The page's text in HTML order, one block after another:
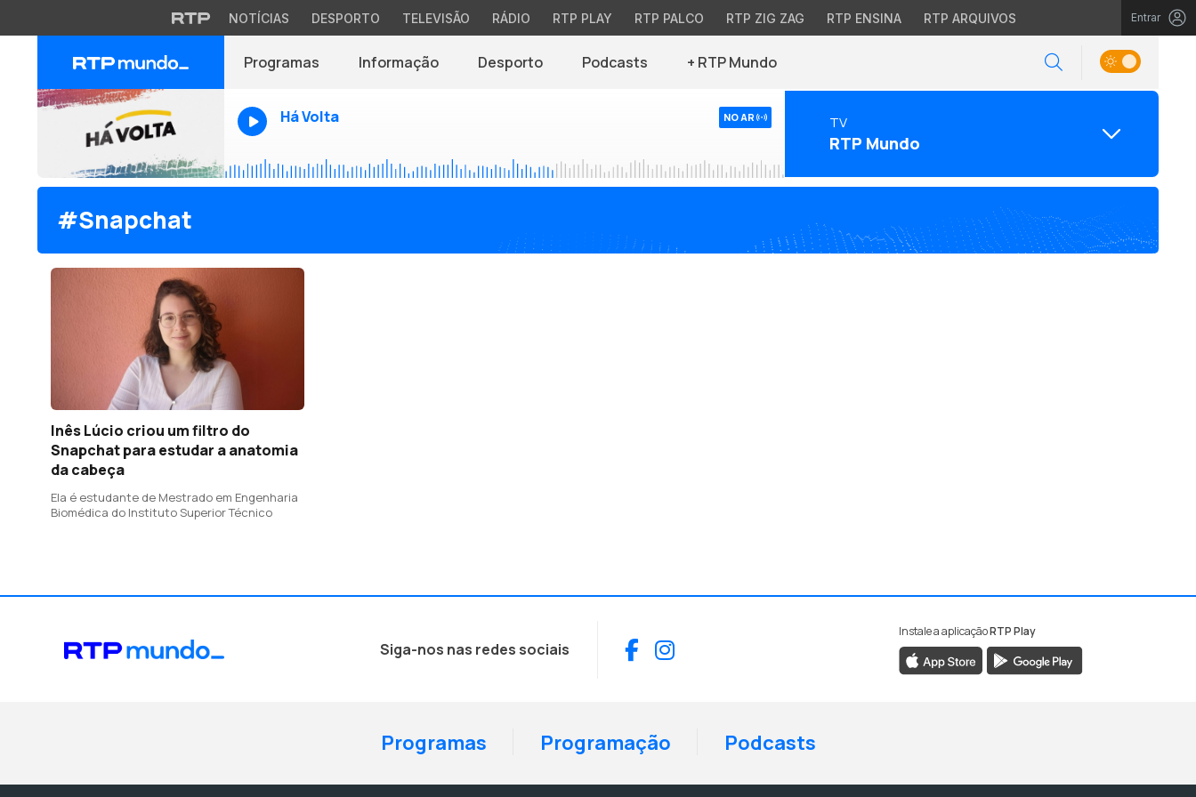
NOTÍCIAS DESPORTO TELEVISÃO RÁDIO RTP PLAY RTP PALCO RTP ZIG ZAG RTP ENSINA RTP ARQUIVOS Entrar
Programas Informação Desporto Podcasts + RTP Mundo
Há Volta NO AR TV
RTP Mundo
#Snapchat
Inês Lúcio criou um filtro do
Snapchat para estudar a anatomia
da cabeça
Ela é estudante de Mestrado em Engenharia
Biomédica do Instituto Superior Técnico
Siga-nos nas redes sociais Facebook
Instagram
Instale a aplicaçãoRTP Play
Programas Programação Podcasts